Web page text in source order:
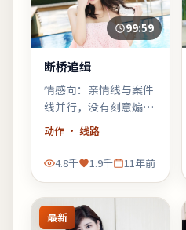
99:59
断桥追缉
情感向：亲情线与案件
线并行，没有刻意煽
情，却在车站告别那场
动作· 线路
4.8千 1.9千 11年前
最新